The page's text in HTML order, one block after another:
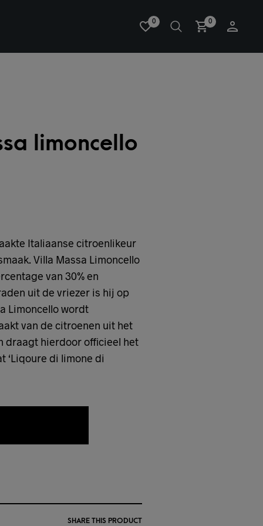
0 0
limoncello
Italiaanse citroenlikeur
Villa Massa Limoncello
van 30% en
uit de vriezer is hij op
Limoncello wordt
van de citroenen uit het
draagt hierdoor officieel het
‘Liqoure di limone di
SHARE THIS PRODUCT